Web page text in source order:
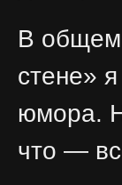
В
стене»
юмора.
что —